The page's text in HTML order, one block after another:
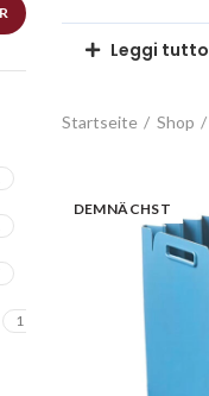
1
Leggi tutto
Startseite Shop
DEMNÄCHST